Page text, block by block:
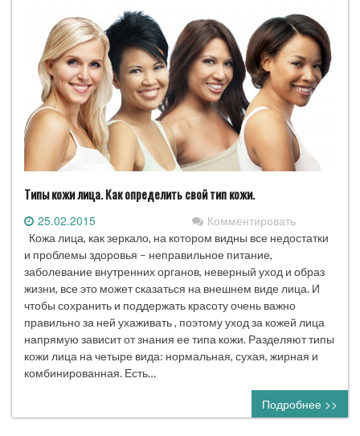
Типы кожи лица. Как определить свой тип кожи.
25.02.2015 Комментировать
Кожа лица, как зеркало, на котором видны все недостатки
и проблемы здоровья – неправильное питание,
заболевание внутренних органов, неверный уход и образ
жизни, все это может сказаться на внешнем виде лица. И
чтобы сохранить и поддержать красоту очень важно
правильно за ней ухаживать , поэтому уход за кожей лица
напрямую зависит от знания ее типа кожи. Разделяют типы
кожи лица на четыре вида: нормальная, сухая, жирная и
комбинированная. Есть…
Подробнее >>